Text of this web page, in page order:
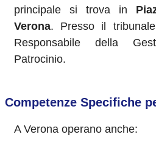
principale si trova in
Verona. Presso il
Responsabile della
Patrocinio.
Competenze Specifiche
A Verona operano anche: